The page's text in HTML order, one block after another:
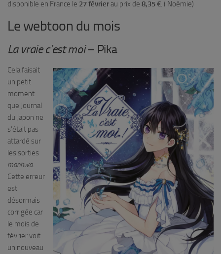
disponible en France le 27 févrierau prix de 8,35 €. ( Noémie)
Le webtoon du mois
La vraie c’est moi– Pika
Cela faisait
un petit
moment
que Journal
du Japon ne
s’était pas
attardé sur
les sorties
manhwa.
Cette erreur
est
désormais
corrigée car
le mois de
février voit
un nouveau